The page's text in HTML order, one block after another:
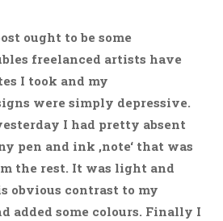
ought to be some
freelanced artists have
I took and my
were simply depressive.
I had pretty absent
pen and ink ‚note‘ that was
the rest. It was light and
obvious contrast to my
added some colours. Finally I